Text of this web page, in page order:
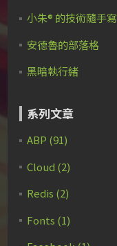
小朱® 的技術隨手寫
安德魯的部落格
黑暗執行緒
系列文章
ABP (91)
Cloud (2)
Redis (2)
Fonts (1)